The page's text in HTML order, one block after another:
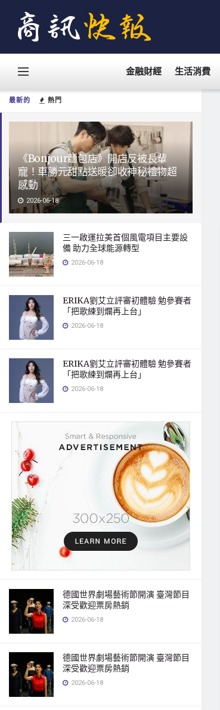
最新的 熱門
《Bonjour麵包店》開店反被長輩
寵！車勝元甜點送暖卻收神秘禮物超
感動
2026-06-18
三一啟運拉美首個風電項目主要設
備 助力全球能源轉型
2026-06-18
ERIKA劉艾立評審初體驗 勉參賽者
「把歌練到爛再上台」
2026-06-18
ERIKA劉艾立評審初體驗 勉參賽者
「把歌練到爛再上台」
2026-06-18
德國世界劇場藝術節開演 臺灣節目
深受歡迎票房熱銷
2026-06-18
德國世界劇場藝術節開演 臺灣節目
深受歡迎票房熱銷
2026-06-18
金融財經 生活消費